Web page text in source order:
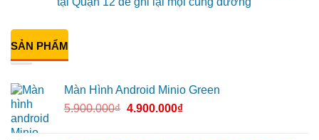
cho
Quận
9
vì
thiếu
ích
box
Quận
1,
nâng
ở
bi
gầm
ô
Ford
bình
luận
ở
Anh
Camera
trình
SẢN PHẨM
Màn Hình Android Minio Green
5.900.000₫ 4.900.000₫